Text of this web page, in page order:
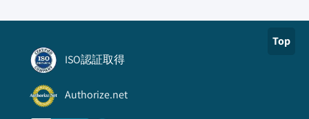
Top
ISO認証取得
Authorize.net